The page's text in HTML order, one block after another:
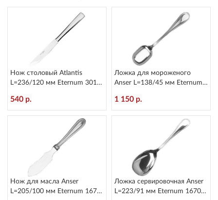
Нож столовый Atlantis
L=236/120 мм Eternum 3010-
540 р.
Ложка для мороженого
Anser L=138/45 мм Eternum
1 150 р.
Нож для масла Anser
L=205/100 мм Eternum 1670-
Ложка сервировочная Anser
L=223/91 мм Eternum 1670-